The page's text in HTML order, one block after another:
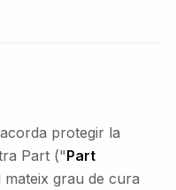
protegir la
Part ("Part
grau de cura